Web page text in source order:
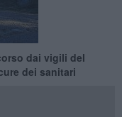
dai vigili del
dei sanitari